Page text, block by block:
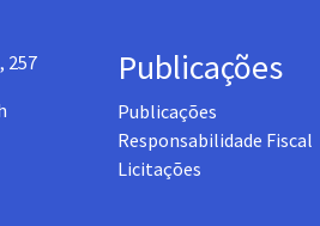
257
Publicações
Publicações
Responsabilidade Fiscal
Licitações